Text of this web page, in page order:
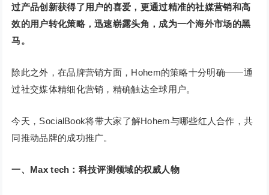
过产品创新获得了用户的喜爱，更通过精准的社媒营销和高
效的用户转化策略，迅速崭露头角，成为一个海外市场的黑
马。
除此之外，在品牌营销方面，Hohem的策略十分明确——通
过社交媒体精细化营销，精确触达全球用户。
今天，SocialBook将带大家了解Hohem与哪些红人合作，共
同推动品牌的成功推广。
一、Max tech：科技评测领域的权威人物